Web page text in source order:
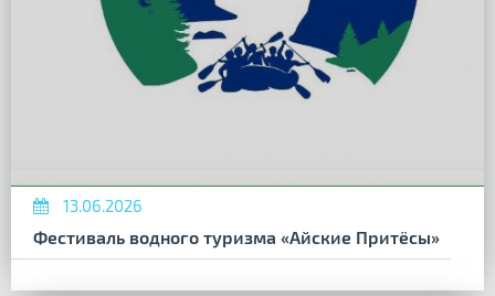
13.06.2026
Фестиваль водного туризма «Айские Притёсы»